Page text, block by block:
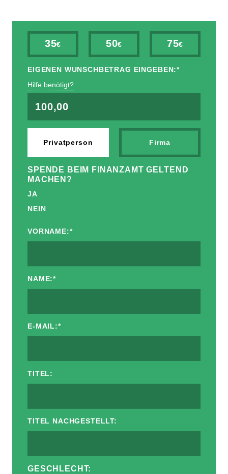
35 50 75
EIGENEN WUNSCHBETRAG EINGEBEN:*
Hilfe benötigt?
Privatperson Firma
SPENDE BEIM FINANZAMT GELTEND
MACHEN?
JA
NEIN
VORNAME:*
NAME:*
E-MAIL:*
TITEL:
TITEL NACHGESTELLT:
GESCHLECHT: